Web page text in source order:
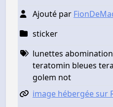
Ajouté par
sticker
lunettes
teratomin bleues
golem not
image hébergée sur